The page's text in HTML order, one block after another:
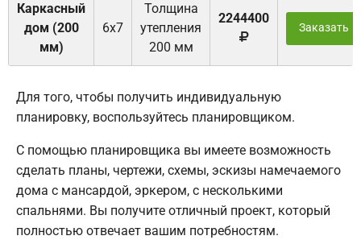
Каркасный
дом (200
мм)
6х7
Толщина
утепления
200 мм
2244400
Заказать
Для того, чтобы получить индивидуальную
планировку, воспользуйтесь планировщиком.
С помощью планировщика вы имеете возможность
сделать планы, чертежи, схемы, эскизы намечаемого
дома с мансардой, эркером, с несколькими
спальнями. Вы получите отличный проект, который
полностью отвечает вашим потребностям.